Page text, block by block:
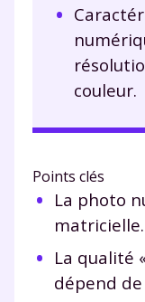
couleur.
Points clés
La photo
matricielle.
La qualité
dépend